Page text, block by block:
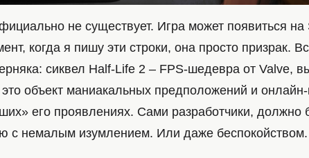
не существует. Игра может появиться на
когда я пишу эти строки, она просто призрак.
сиквел Half-Life 2 – FPS-шедевра от Valve,
это объект маниакальных предположений и
его проявлениях. Сами разработчики, должно
с немалым изумлением. Или даже беспокойством.